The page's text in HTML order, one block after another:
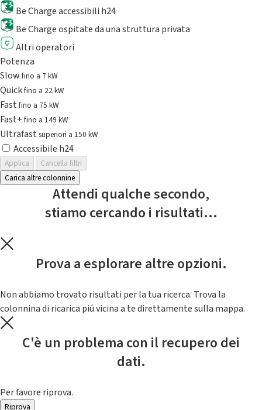
Be Charge accessibili h24
Be Charge ospitate da una struttura privata
Altri operatori
Potenza
Slowfino a 7 kW
Quickfino a 22 kW
Fastfino a 75 kW
Fast+fino a 149 kW
Ultrafast superiori a 150 kW
Accessibile h24
Applica
Cancella filtri
Carica altre colonnine
Attendi qualche secondo,
stiamo cercando i risultati...
Prova a esplorare altre opzioni.
Non abbiamo trovato risultati per la tua ricerca. Trova la
colonnina di ricarica piú vicina a te direttamente sulla mappa.
C'è un problema con il recupero dei
dati.
Per favore riprova.
Riprova